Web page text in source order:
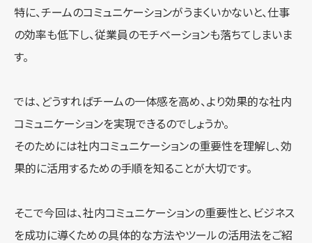
特に、チームのコミュニケーションがうまくいかないと、仕事
の効率も低下し、従業員のモチベーションも落ちてしまいま
す。
では、どうすればチームの一体感を高め、より効果的な社内
コミュニケーションを実現できるのでしょうか。
そのためには社内コミュニケーションの重要性を理解し、効
果的に活用するための手順を知ることが大切です。
そこで今回は、社内コミュニケーションの重要性と、ビジネス
を成功に導くための具体的な方法やツールの活用法をご紹